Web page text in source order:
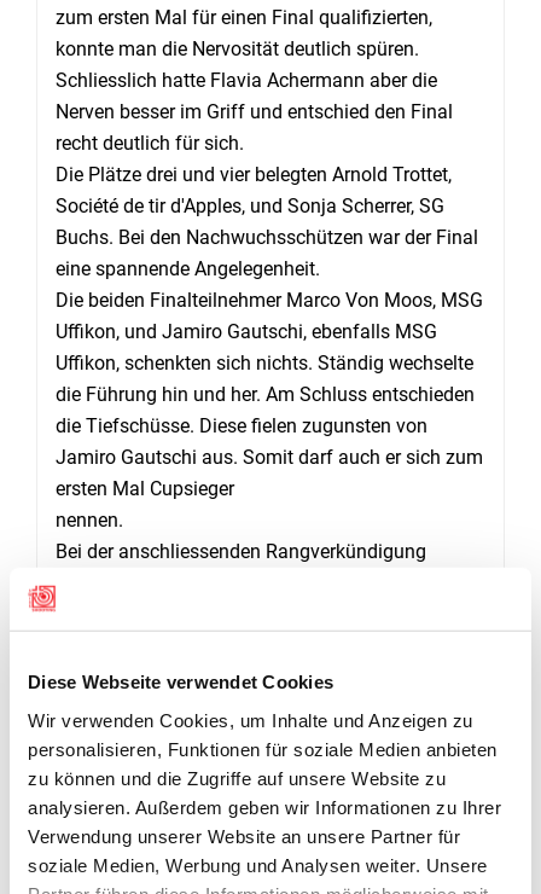
Diese Webseite verwendet Cookies
Wir verwenden Cookies, um Inhalte und Anzeigen zu
personalisieren, Funktionen für soziale Medien anbieten
zu können und die Zugriffe auf unsere Website zu
analysieren. Außerdem geben wir Informationen zu Ihrer
Verwendung unserer Website an unsere Partner für
soziale Medien, Werbung und Analysen weiter. Unsere
zum ersten Mal für einen Final qualifizierten,
konnte man die Nervosität deutlich spüren.
Schliesslich hatte Flavia Achermann aber die
Nerven besser im Griff und entschied den Final
recht deutlich für sich.
Die Plätze drei und vier belegten Arnold Trottet,
Société de tir d'Apples, und Sonja Scherrer, SG
Buchs. Bei den Nachwuchsschützen war der Final
eine spannende Angelegenheit.
Die beiden Finalteilnehmer Marco Von Moos, MSG
Uffikon, und Jamiro Gautschi, ebenfalls MSG
Uffikon, schenkten sich nichts. Ständig wechselte
die Führung hin und her. Am Schluss entschieden
die Tiefschüsse. Diese fielen zugunsten von
Jamiro Gautschi aus. Somit darf auch er sich zum
ersten Mal Cupsieger
nennen.
Bei der anschliessenden Rangverkündigung
GALERIE